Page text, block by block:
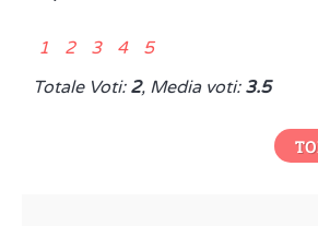
1 2 3 4 5
Totale Voti: 2, Media voti: 3.5